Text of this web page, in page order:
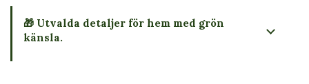
🎁 Utvalda detaljer för hem med grön
känsla.